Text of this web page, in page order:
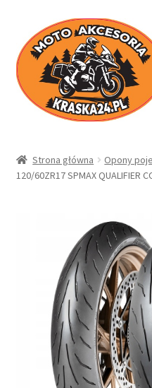
Przejdź
do
nawigacji
Przejdź
do
treści
Sklep
Moje konto
Regulamin
Polityka prywatności
Kontakt
Strona główna Opony
120/60ZR17 SPMAX QUALIFIER